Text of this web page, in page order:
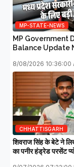
MP-STATE-NEWS
MP Government
Balance Update
सरकारी कर्मचारियों के
8/08/2026 10:36:00
CHHATTISGARH
शिवराज सिंह के बेटे ने
का पनीर हंड्रेड परसेंट